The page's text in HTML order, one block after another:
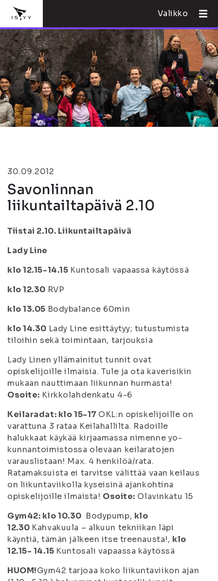
Valikko
30.09.2012
Savonlinnan
liikuntailtapäivä 2.10
Tiistai 2.10. Liikuntailtapäivä
Lady Line
klo 12.15-14.15 Kuntosali vapaassa käytössä
klo 12.30 RVP
klo 13.05 Bodybalance 60min
klo 14.30 Lady Line esittäytyy; tutustumista
tiloihin sekä toimintaan, tarjouksia
Lady Linen yllämainitut tunnit ovat
opiskelijoille ilmaisia. Tule ja ota kaverisikin
mukaan nauttimaan liikunnan hurmasta!
Osoite: Kirkkolahdenkatu 4-6
Keilaradat: klo 15-17 OKL:n opiskelijoille on
varattuna 3 rataa Keilahallilta. Radoille
halukkaat käykää kirjaamassa nimenne yo-
kunnantoimistossa olevaan keilaratojen
varauslistaan! Max. 4 henkilöä/rata.
Ratamaksuista ei tarvitse välittää vaan keilaus
on liikuntaviikolla kyseisinä ajankohtina
opiskelijoille ilmaista! Osoite: Olavinkatu 15
Gym42: klo 10.30 Bodypump, klo
12.30 Kahvakuula – alkuun tekniikan läpi
käyntiä, tämän jälkeen itse treenausta!, klo
12.15- 14.15 Kuntosali vapaassa käytössä
HUOM!Gym42 tarjoaa koko liikuntaviikon ajan